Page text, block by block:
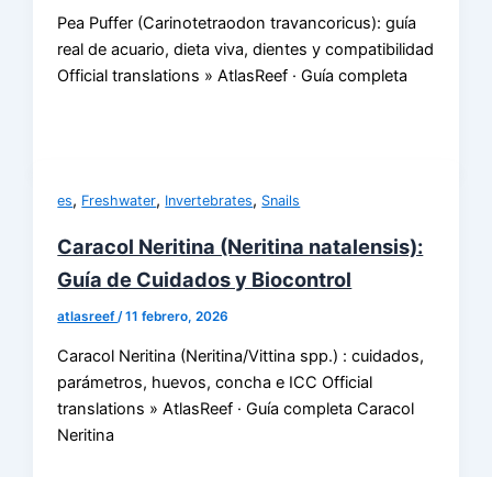
Pea Puffer (Carinotetraodon travancoricus): guía
real de acuario, dieta viva, dientes y compatibilidad
Official translations » AtlasReef · Guía completa
es, Freshwater, Invertebrates, Snails
Caracol Neritina (Neritina natalensis):
Guía de Cuidados y Biocontrol
atlasreef/11 febrero, 2026
Caracol Neritina (Neritina/Vittina spp.) : cuidados,
parámetros, huevos, concha e ICC Official
translations » AtlasReef · Guía completa Caracol
Neritina